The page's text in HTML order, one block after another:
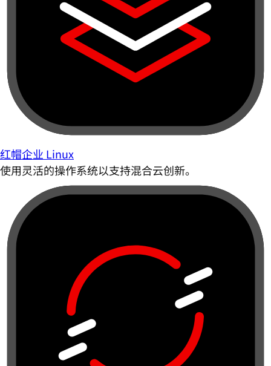
红帽企业 Linux
使用灵活的操作系统以支持混合云创新。